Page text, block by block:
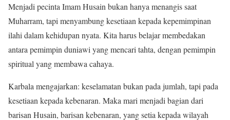
Menjadi pecinta Imam Husain bukan hanya menangis saat
Muharram, tapi menyambung kesetiaan kepada kepemimpinan
ilahi dalam kehidupan nyata. Kita harus belajar membedakan
antara pemimpin duniawi yang mencari tahta, dengan pemimpin
spiritual yang membawa cahaya.
Karbala mengajarkan: keselamatan bukan pada jumlah, tapi pada
kesetiaan kepada kebenaran. Maka mari menjadi bagian dari
barisan Husain, barisan kebenaran, yang setia kepada wilayah